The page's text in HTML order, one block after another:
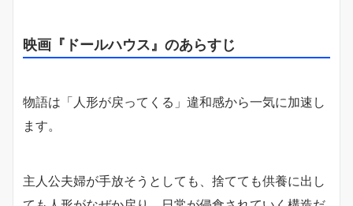
映画『ドールハウス』のあらすじ
物語は「人形が戻ってくる」違和感から一気に加速し
ます。
主人公夫婦が手放そうとしても、捨てても供養に出し